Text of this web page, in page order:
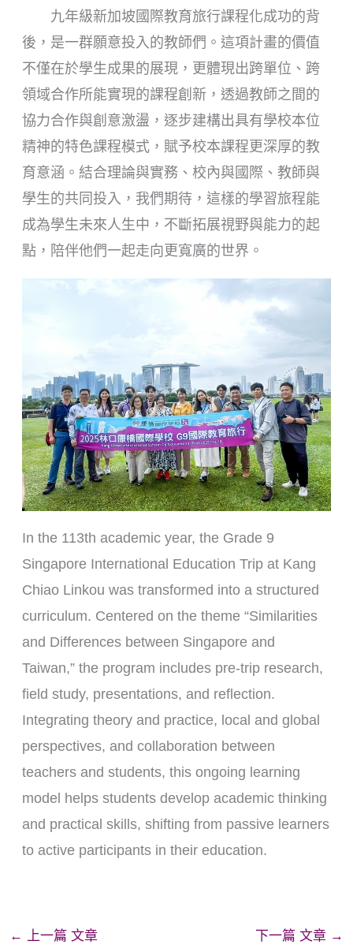
九年級新加坡國際教育旅行課程化成功的背
後，是一群願意投入的教師們。這項計畫的價值
不僅在於學生成果的展現，更體現出跨單位、跨
領域合作所能實現的課程創新，透過教師之間的
協力合作與創意激盪，逐步建構出具有學校本位
精神的特色課程模式，賦予校本課程更深厚的教
育意涵。結合理論與實務、校內與國際、教師與
學生的共同投入，我們期待，這樣的學習旅程能
成為學生未來人生中，不斷拓展視野與能力的起
點，陪伴他們一起走向更寬廣的世界。
In the 113th academic year, the Grade 9
Singapore International Education Trip at Kang
Chiao Linkou was transformed into a structured
curriculum. Centered on the theme “Similarities
and Differences between Singapore and
Taiwan,” the program includes pre-trip research,
field study, presentations, and reflection.
Integrating theory and practice, local and global
perspectives, and collaboration between
teachers and students, this ongoing learning
model helps students develop academic thinking
and practical skills, shifting from passive learners
to active participants in their education.
← 上一篇 文章 下一篇 文章 →